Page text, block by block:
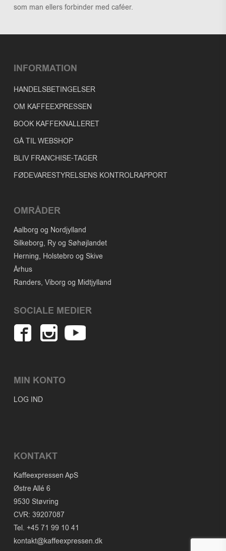
som man ellers forbinder med caféer.
INFORMATION
HANDELSBETINGELSER
OM KAFFEEXPRESSEN
BOOK KAFFEKNALLERET
GÅ TIL WEBSHOP
BLIV FRANCHISE-TAGER
FØDEVARESTYRELSENS KONTROLRAPPORT
OMRÅDER
Aalborg og Nordjylland
Silkeborg, Ry og Søhøjlandet
Herning, Holstebro og Skive
Århus
Randers, Viborg og Midtjylland
SOCIALE MEDIER
MIN KONTO
LOG IND
KONTAKT
Kaffeexpressen ApS
Østre Allé 6
9530 Støvring
CVR: 39207087
Tel. +45 71 99 10 41
kontakt@kaffeexpressen.dk